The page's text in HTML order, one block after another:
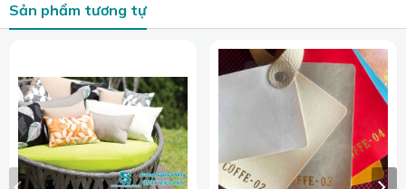
Sản phẩm tương tự